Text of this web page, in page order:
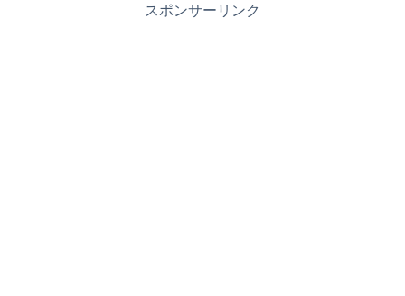
スポンサーリンク